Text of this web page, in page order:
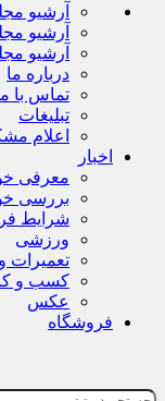
آرشیو
آرشیو
آرشیو
درباره ما
تماس با
تبلیغات
اعلام
اخبار
معرفی
بررسی
شرایط
ورزشی
تعمیرات
کسب و
عکس
فروشگاه